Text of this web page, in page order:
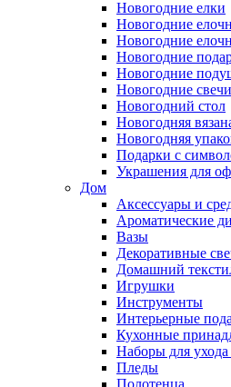
Новогодние елки
Новогодние
Новогодние
Новогодние
Новогодние
Новогодние свечи
Новогодний стол
Новогодняя
Новогодняя
Подарки с
Украшения для
Дом
Аксессуары и
Ароматические
Вазы
Декоративные
Домашний
Игрушки
Инструменты
Интерьерные
Кухонные
Наборы для ухода
Пледы
Полотенца